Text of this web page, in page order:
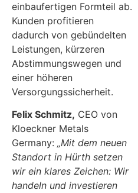
einbaufertigen Formteil ab.
Kunden profitieren
dadurch von gebündelten
Leistungen, kürzeren
Abstimmungswegen und
einer höheren
Versorgungssicherheit.
Felix Schmitz, CEO von
Kloeckner Metals
Germany: „Mit dem neuen
Standort in Hürth setzen
wir ein klares Zeichen: Wir
handeln und investieren